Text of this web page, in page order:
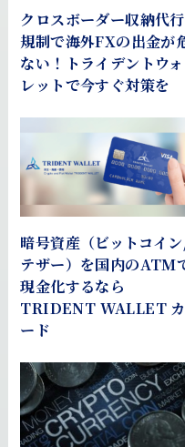
クロスボーダー収納代行
規制で海外FXの出金が
ない！トライデントウォ
レットで今すぐ対策を
暗号資産（ビットコイ
テザー）を国内のATM
現金化するなら
TRIDENT WALLET カ
ード